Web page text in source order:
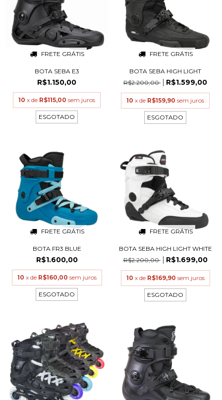
FRETE GRÁTIS
BOTA SEBA E3
R$1.150,00
10 x de R$115,00 sem juros
ESGOTADO
FRETE GRÁTIS
BOTA SEBA HIGH LIGHT
R$2.200,00
R$1.599,00
10 x de R$159,90 sem juros
ESGOTADO
FRETE GRÁTIS
BOTA FR3 BLUE
R$1.600,00
10 x de R$160,00 sem juros
ESGOTADO
FRETE GRÁTIS
BOTA SEBA HIGH LIGHT WHITE
R$2.200,00
R$1.699,00
10 x de R$169,90 sem juros
ESGOTADO